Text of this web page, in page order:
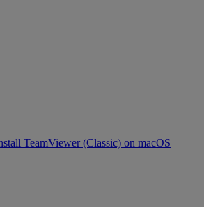
TeamViewer (Classic) on macOS